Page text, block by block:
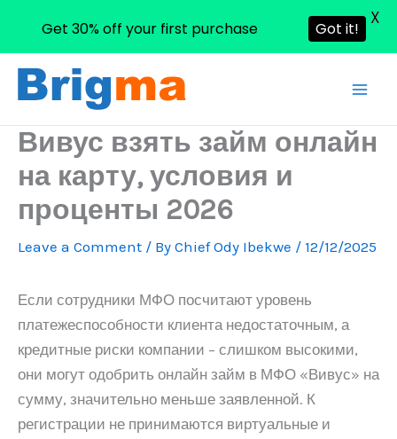
Skip
Вивус взять займ онлайн
на карту, условия и
проценты 2026
Leave a Comment / By Chief Ody Ibekwe / 12/12/2025
Если сотрудники МФО посчитают уровень
платежеспособности клиента недостаточным, а
кредитные риски компании – слишком высокими,
они могут одобрить онлайн займ в МФО «Вивус» на
сумму, значительно меньше заявленной. К
регистрации не принимаются виртуальные и
Get 30% off your first purchase Got it!
X